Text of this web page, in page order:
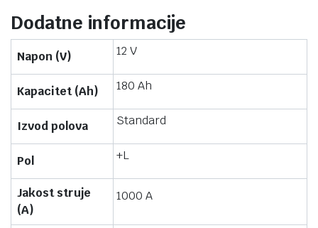
Dodatne informacije
Napon (V) 12 V
Kapacitet (Ah) 180 Ah
Izvod polova Standard
Pol +L
Jakost struje
(A)
1000 A